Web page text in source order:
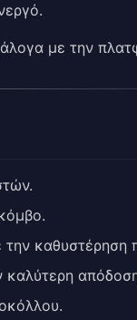
με την
την καθυστέρηση
καλύτερη